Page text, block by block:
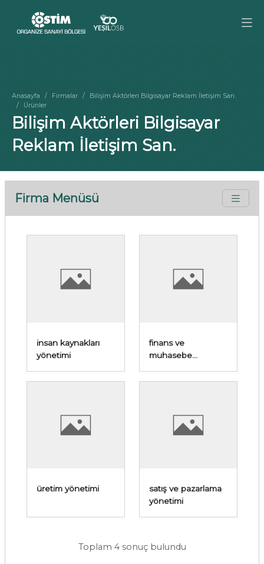
Anasayfa Firmalar
Bilişim Aktörleri Bilgisayar Reklam İletişim San.
Ürünler
Bilişim Aktörleri Bilgisayar
Reklam İletişim San.
Firma Menüsü
insan kaynakları
yönetimi
finans ve
muhasebe
üretim yönetimi
satış ve pazarlama
yönetimi
Toplam 4 sonuç bulundu